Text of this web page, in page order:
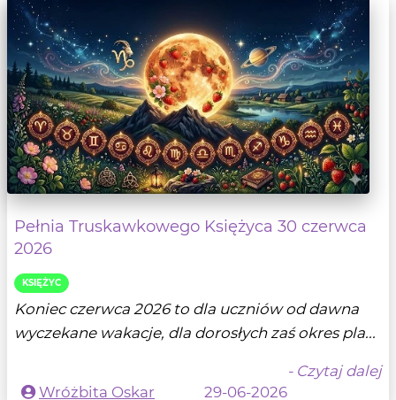
Pełnia Truskawkowego Księżyca 30 czerwca
2026
KSIĘŻYC
Koniec czerwca 2026 to dla uczniów od dawna
wyczekane wakacje, dla dorosłych zaś okres pla...
- Czytaj dalej
Wróżbita Oskar
29-06-2026